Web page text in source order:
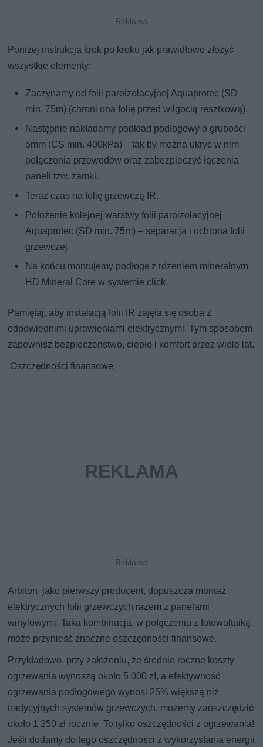
Poniżej instrukcja krok po kroku jak prawidłowo złożyć
wszystkie elementy:
Zaczynamy od folii paroizolacyjnej Aquaprotec (SD
min. 75m) (chroni ona folię przed wilgocią resztkową).
Następnie nakładamy podkład podłogowy o grubości
5mm (CS min. 400kPa) – tak by można ukryć w nim
połączenia przewodów oraz zabezpieczyć łączenia
paneli tzw. zamki.
Teraz czas na folię grzewczą IR.
Położenie kolejnej warstwy folii paroizolacyjnej
Aquaprotec (SD min. 75m) – separacja i ochrona folii
grzewczej.
Na końcu montujemy podłogę z rdzeniem mineralnym
HD Mineral Core w systemie click.
Pamiętaj, aby instalacją folii IR zajęła się osoba z
odpowiednimi uprawieniami elektrycznymi. Tym sposobem
zapewnisz bezpieczeństwo, ciepło i komfort przez wiele lat.
Oszczędności finansowe
Arbiton, jako pierwszy producent, dopuszcza montaż
elektrycznych folii grzewczych razem z panelami
winylowymi. Taka kombinacja, w połączeniu z fotowoltaiką,
może przynieść znaczne oszczędności finansowe.
Przykładowo, przy założeniu, że średnie roczne koszty
ogrzewania wynoszą około 5 000 zł, a efektywność
ogrzewania podłogowego wynosi 25% większą niż
tradycyjnych systemów grzewczych, możemy zaoszczędzić
około 1 250 zł rocznie. To tylko oszczędności z ogrzewania!
Jeśli dodamy do tego oszczędności z wykorzystania energii